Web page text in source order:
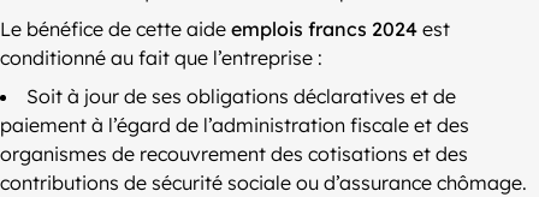
Le bénéfice de cette aide emplois francs 2024 est
conditionné au fait que l’entreprise :
Soit à jour de ses obligations déclaratives et de
paiement à l’égard de l’administration fiscale et des
organismes de recouvrement des cotisations et des
contributions de sécurité sociale ou d’assurance chômage.